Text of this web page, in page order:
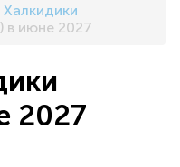
и реквизиты
Халкидики
в июне 2027
2027